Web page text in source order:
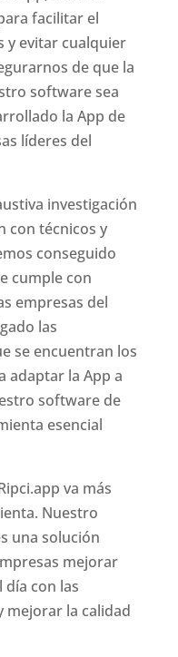
facilitar el
y evitar cualquier
de que la
software sea
la App de
líderes del
investigación
con técnicos y
conseguido
cumple con
empresas del
las
se encuentran los
adaptar la App a
software de
esencial
va más
Nuestro
una solución
mejorar
día con las
mejorar la calidad